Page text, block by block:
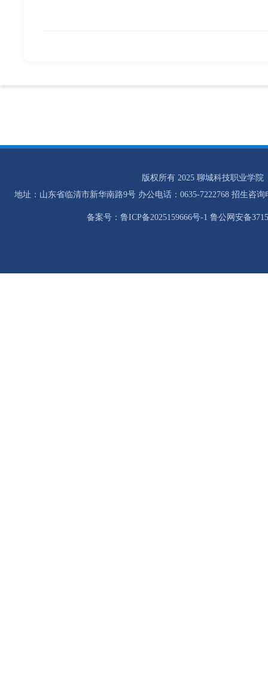
版权所有 2025 聊城科技职业学院
地址：山东省临清市新华南路9号 办公电话：0635-7222768 招生咨询
备案号：鲁ICP备2025159666号-1 鲁公网安备